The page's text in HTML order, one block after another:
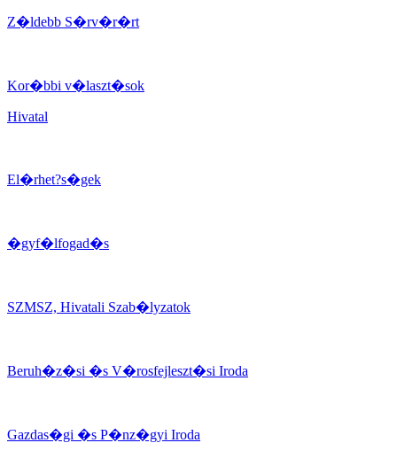
Z�ldebb S�rv�r�rt
Kor�bbi v�laszt�sok
Hivatal
El�rhet?s�gek
�gyf�lfogad�s
SZMSZ, Hivatali Szab�lyzatok
Beruh�z�si �s V�rosfejleszt�si Iroda
Gazdas�gi �s P�nz�gyi Iroda